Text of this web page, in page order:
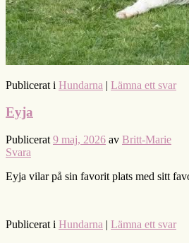
Publicerat i Hundarna | Lämna ett svar
Eyja
Publicerat 9 maj, 2026 av Britt-Marie
Svara
Eyja vilar på sin favorit plats med sitt
Publicerat i Hundarna | Lämna ett svar